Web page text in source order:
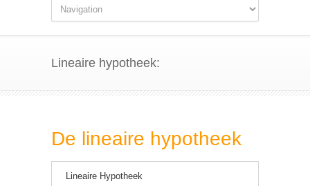
Lineaire hypotheek:
De lineaire hypotheek
Lineaire Hypotheek